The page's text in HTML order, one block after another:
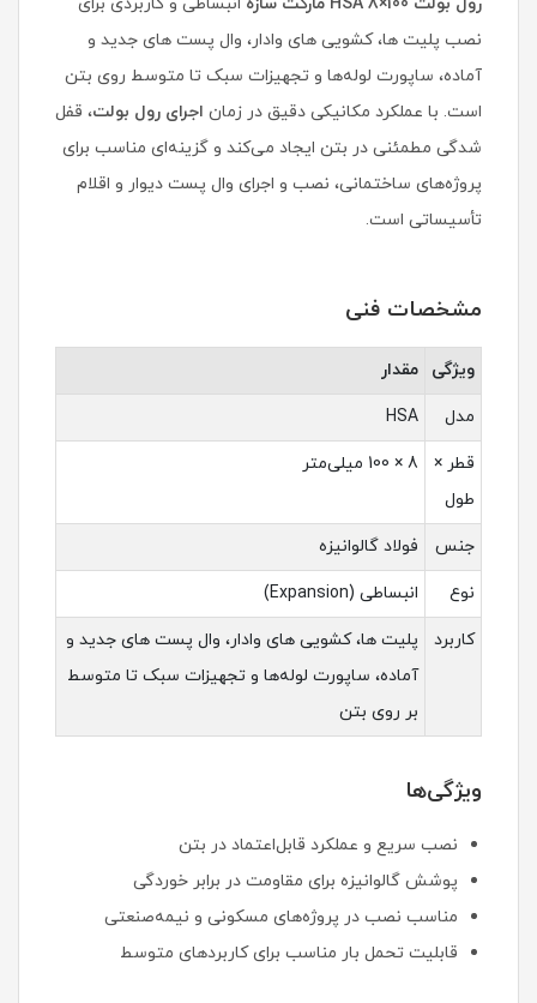
نصب پلیت ها، کشویی های وادار، وال پست های جدید و
آماده، ساپورت لوله‌ها و تجهیزات سبک تا متوسط روی بتن
است. با عملکرد مکانیکی دقیق در زمان اجرای رول بولت، قفل‌
شدگی مطمئنی در بتن ایجاد می‌کند و گزینه‌ای مناسب برای
پروژه‌های ساختمانی، نصب و اجرای وال پست دیوار و اقلام
تأسیساتی است.
مشخصات فنی
ویژگی مقدار
مدل HSA
قطر ×
طول
8 × 100 میلی‌متر
جنس فولاد گالوانیزه
نوع انبساطی (Expansion)
کاربرد
پلیت ها، کشویی های وادار، وال پست های جدید و
آماده، ساپورت لوله‌ها و تجهیزات سبک تا متوسط
بر روی بتن
ویژگی‌ها
نصب سریع و عملکرد قابل‌اعتماد در بتن
پوشش گالوانیزه برای مقاومت در برابر خوردگی
مناسب نصب در پروژه‌های مسکونی و نیمه‌صنعتی
قابلیت تحمل بار مناسب برای کاربردهای متوسط